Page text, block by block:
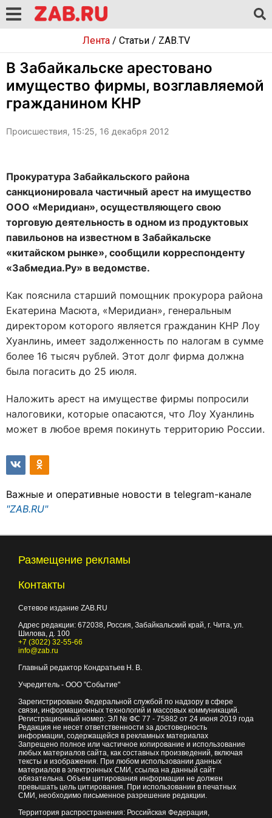
Лента/ Статьи/ ZAB.TV
В Забайкальске арестовано
имущество фирмы, возглавляемой
гражданином КНР
Происшествия, 15:25, 16 декабря 2012
Прокуратура Забайкальского района
санкционировала частичный арест на имущество
ООО «Меридиан», осуществляющего свою
торговую деятельность в одном из продуктовых
павильонов на известном в Забайкальске
«китайском рынке», сообщили корреспонденту
«Забмедиа.Ру» в ведомстве.
Как пояснила старший помощник прокурора района
Екатерина Масюта, «Меридиан», генеральным
директором которого является гражданин КНР Лоу
Хуанлинь, имеет задолженность по налогам в сумме
более 16 тысяч рублей. Этот долг фирма должна
была погасить до 25 июля.
Наложить арест на имуществе фирмы попросили
налоговики, которые опасаются, что Лоу Хуанлинь
может в любое время покинуть территорию России.
Важные и оперативные новости в telegram-канале
"ZAB.RU"
Размещение рекламы
Контакты
Сетевое издание ZAB.RU
Адрес редакции: 672038, Россия, Забайкальский край, г. Чита, ул.
Шилова, д. 100
+7 (3022) 32-55-66
info@zab.ru
Главный редактор Кондратьев Н. В.
Учредитель - ООО "Событие"
Зарегистрировано Федеральной службой по надзору в сфере
связи, информационных технологий и массовых коммуникаций.
Регистрационный номер: ЭЛ № ФС 77 - 75882 от 24 июня 2019 года
Редакция не несет ответственности за достоверность
информации, содержащейся в рекламных материалах
Запрещено полное или частичное копирование и использование
любых материалов сайта, как составных произведений, включая
тексты и изображения. При любом использовании данных
материалов в электронных СМИ, ссылка на данный сайт
обязательна. Объем цитирования информации не должен
превышать цель цитирования. При использовании в печатных
СМИ, необходимо письменное разрешение редакции.
Территория распространения: Российская Федерация,